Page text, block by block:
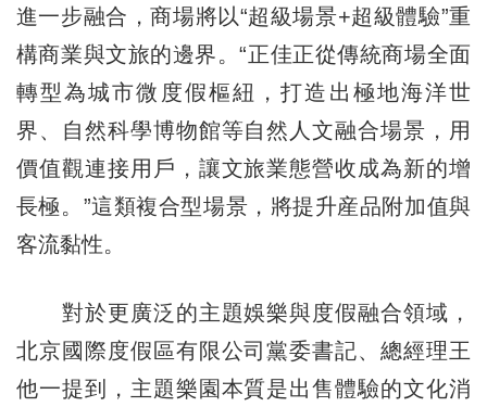
進一步融合，商場將以“超級場景+超級體驗”重
構商業與文旅的邊界。“正佳正從傳統商場全面
轉型為城市微度假樞紐，打造出極地海洋世
界、自然科學博物館等自然人文融合場景，用
價值觀連接用戶，讓文旅業態營收成為新的增
長極。”這類複合型場景，將提升産品附加值與
客流黏性。
對於更廣泛的主題娛樂與度假融合領域，
北京國際度假區有限公司黨委書記、總經理王
他一提到，主題樂園本質是出售體驗的文化消